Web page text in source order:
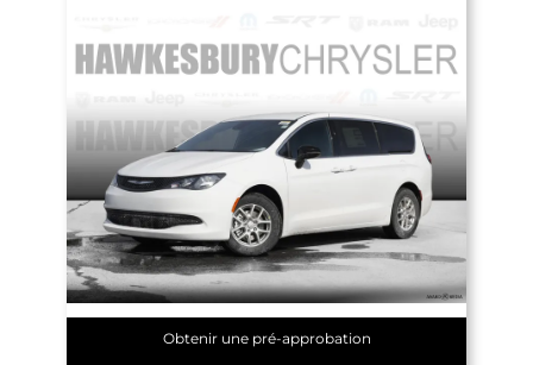
Obtenir une pré-approbation